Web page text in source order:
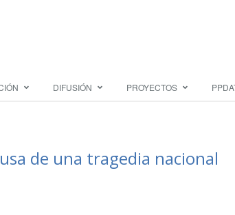
DIFUSIÓN PROYECTOS
de una tragedia nacional